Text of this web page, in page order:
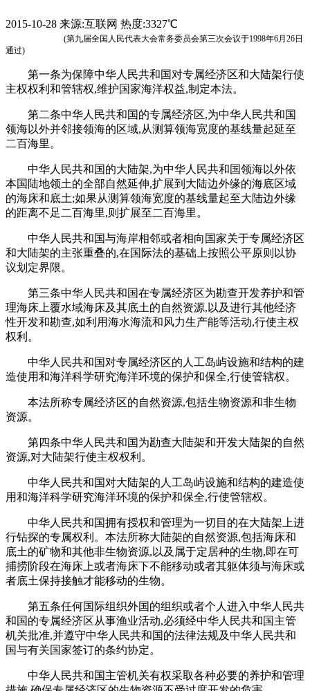
2015-10-28 来源:互联网 热度:3327℃
(第九届全国人民代表大会常务委员会第三次会议于1998年6月26日
通过)
第一条为保障中华人民共和国对专属经济区和大陆架行使
主权权利和管辖权,维护国家海洋权益,制定本法。
第二条中华人民共和国的专属经济区,为中华人民共和国
领海以外并邻接领海的区域,从测算领海宽度的基线量起延至
二百海里。
中华人民共和国的大陆架,为中华人民共和国领海以外依
本国陆地领土的全部自然延伸,扩展到大陆边外缘的海底区域
的海床和底土;如果从测算领海宽度的基线量起至大陆边外缘
的距离不足二百海里,则扩展至二百海里。
中华人民共和国与海岸相邻或者相向国家关于专属经济区
和大陆架的主张重叠的,在国际法的基础上按照公平原则以协
议划定界限。
第三条中华人民共和国在专属经济区为勘查开发养护和管
理海床上覆水域海床及其底土的自然资源,以及进行其他经济
性开发和勘查,如利用海水海流和风力生产能等活动,行使主权
权利。
中华人民共和国对专属经济区的人工岛屿设施和结构的建
造使用和海洋科学研究海洋环境的保护和保全,行使管辖权。
本法所称专属经济区的自然资源,包括生物资源和非生物
资源。
第四条中华人民共和国为勘查大陆架和开发大陆架的自然
资源,对大陆架行使主权权利。
中华人民共和国对大陆架的人工岛屿设施和结构的建造使
用和海洋科学研究海洋环境的保护和保全,行使管辖权。
中华人民共和国拥有授权和管理为一切目的在大陆架上进
行钻探的专属权利。本法所称大陆架的自然资源,包括海床和
底土的矿物和其他非生物资源,以及属于定居种的生物,即在可
捕捞阶段在海床上或者海床下不能移动或者其躯体须与海床或
者底土保持接触才能移动的生物。
第五条任何国际组织外国的组织或者个人进入中华人民共
和国的专属经济区从事渔业活动,必须经中华人民共和国主管
机关批准,并遵守中华人民共和国的法律法规及中华人民共和
国与有关国家签订的条约协定。
中华人民共和国主管机关有权采取各种必要的养护和管理